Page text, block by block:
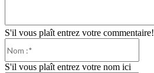
S'il vous plaît entrez votre commentaire!
S'il vous plaît entrez votre nom ici